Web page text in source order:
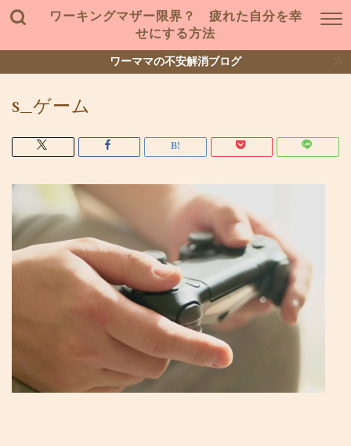
ワーキングマザー限界？ 疲れた自分を幸
せにする方法
ワーママの不安解消ブログ
s_ゲーム